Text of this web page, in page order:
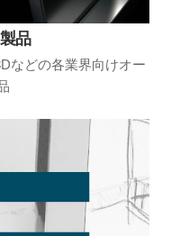
品
などの各業界向けオー